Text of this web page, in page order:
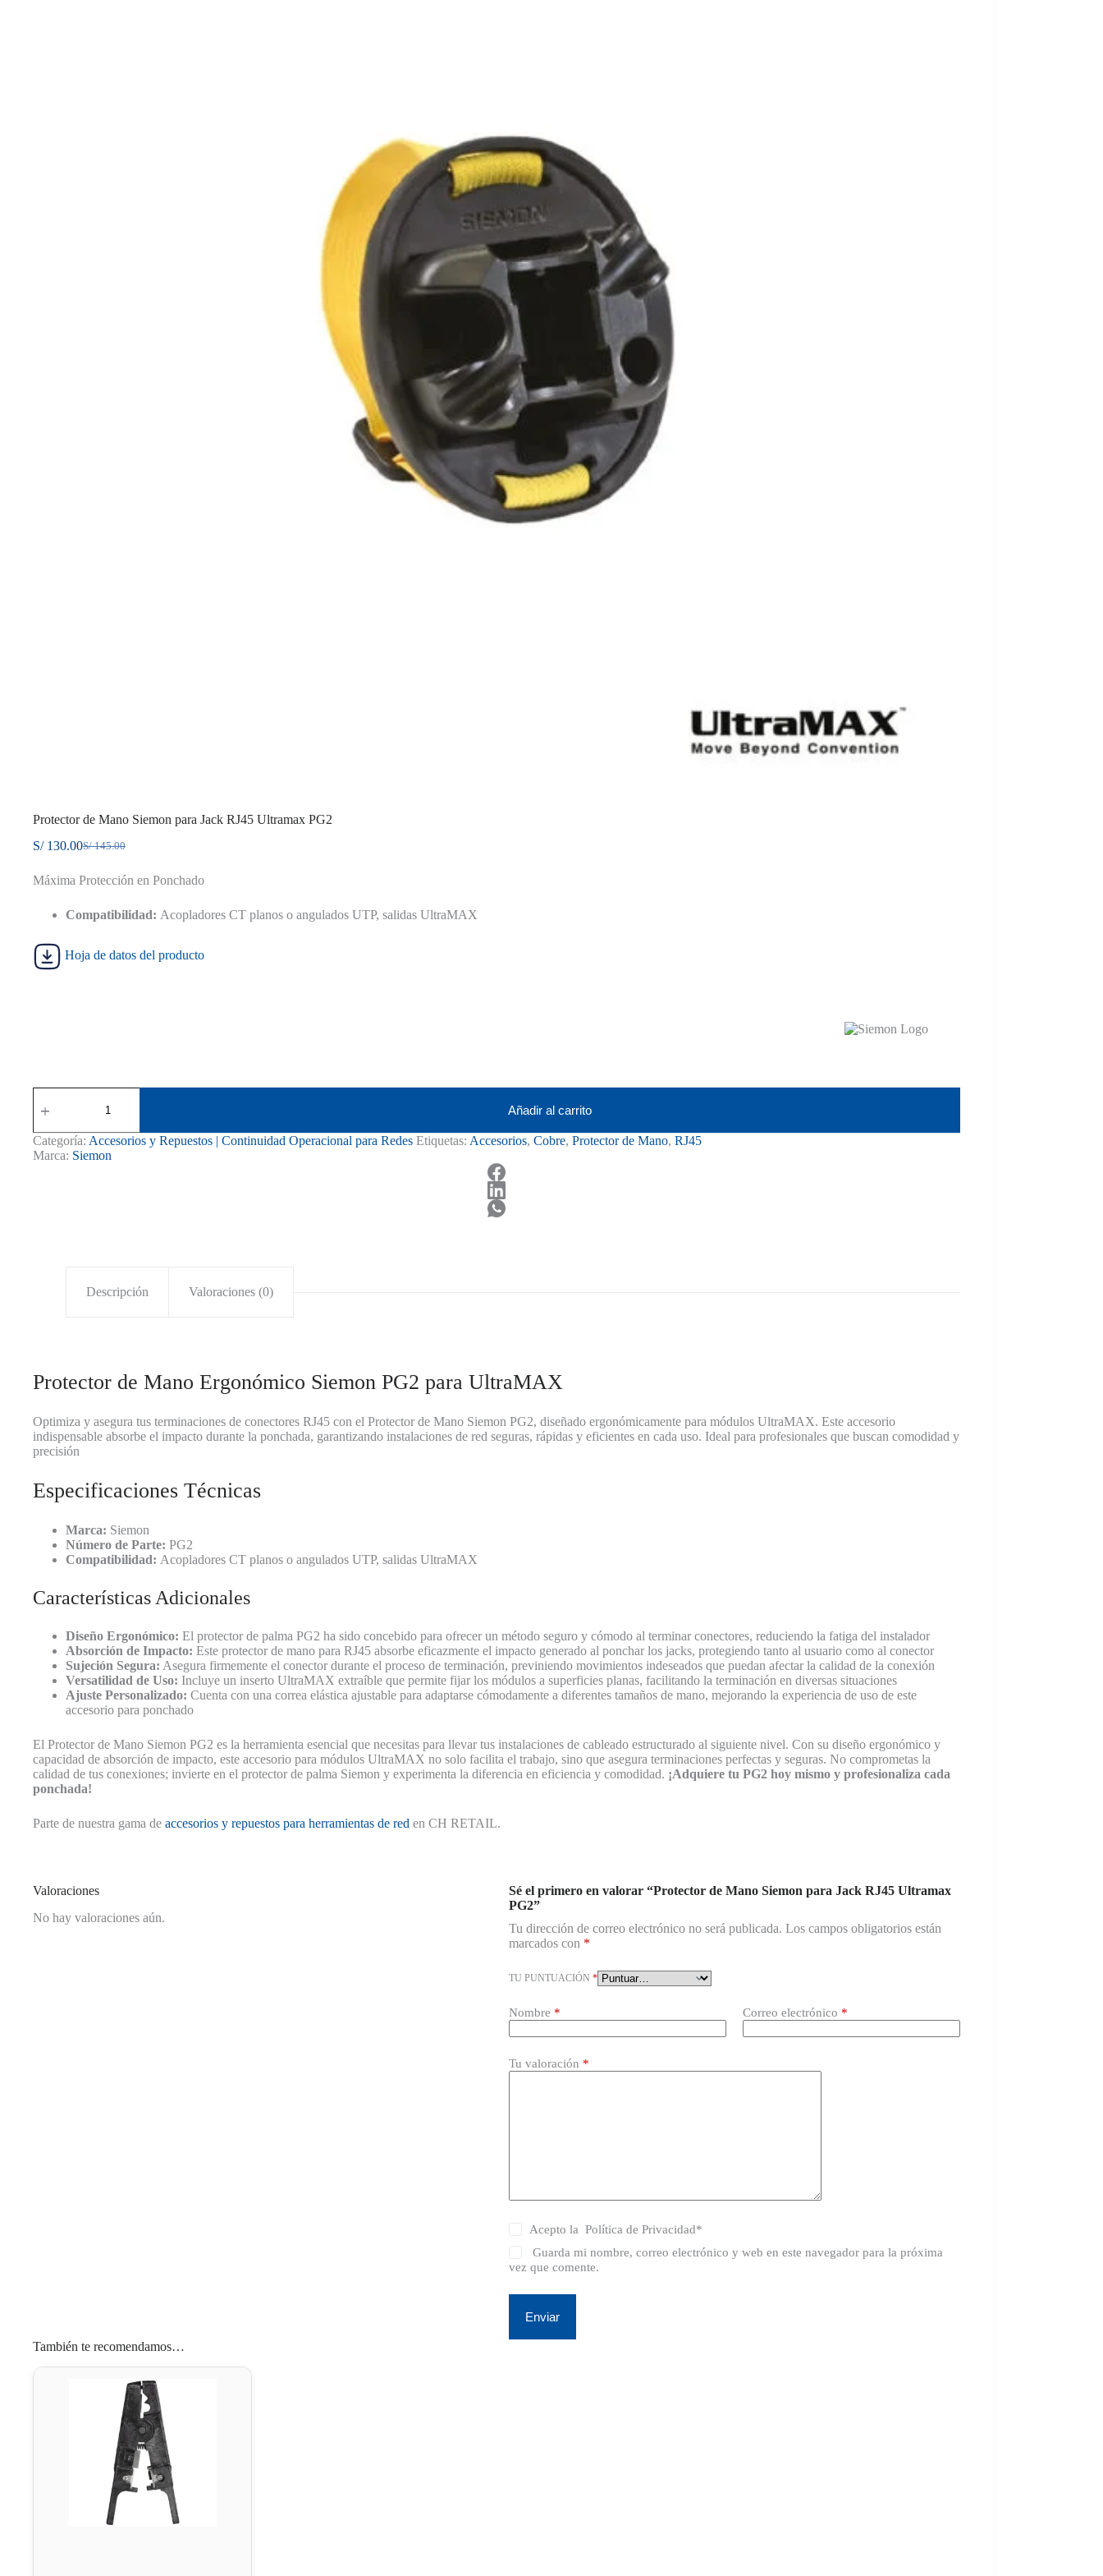
Protector de Mano Siemon para Jack RJ45 Ultramax PG2
S/145.00
El
original
S/ 145.00.
S/130.00El
actual
S/ 130.00.
Máxima Protección en Ponchado
Compatibilidad: Acopladores CT planos o angulados UTP, salidas UltraMAX
Hoja de datos del producto
de
Siemon
para
Jack
Añadir al carrito
Categoría: Accesorios y Repuestos | Continuidad Operacional para Redes Etiquetas: Accesorios, Cobre, Protector de Mano, RJ45
Marca: Siemon
Descripción Valoraciones (0)
Protector de Mano Ergonómico Siemon PG2 para UltraMAX
Optimiza y asegura tus terminaciones de conectores RJ45 con el Protector de Mano Siemon PG2, diseñado ergonómicamente para módulos UltraMAX. Este accesorio
indispensable absorbe el impacto durante la ponchada, garantizando instalaciones de red seguras, rápidas y eficientes en cada uso. Ideal para profesionales que buscan comodidad y
precisión
Especificaciones Técnicas
Marca: Siemon
Número de Parte: PG2
Compatibilidad: Acopladores CT planos o angulados UTP, salidas UltraMAX
Características Adicionales
Diseño Ergonómico: El protector de palma PG2 ha sido concebido para ofrecer un método seguro y cómodo al terminar conectores, reduciendo la fatiga del instalador
Absorción de Impacto: Este protector de mano para RJ45 absorbe eficazmente el impacto generado al ponchar los jacks, protegiendo tanto al usuario como al conector
Sujeción Segura: Asegura firmemente el conector durante el proceso de terminación, previniendo movimientos indeseados que puedan afectar la calidad de la conexión
Versatilidad de Uso: Incluye un inserto UltraMAX extraíble que permite fijar los módulos a superficies planas, facilitando la terminación en diversas situaciones
Ajuste Personalizado: Cuenta con una correa elástica ajustable para adaptarse cómodamente a diferentes tamaños de mano, mejorando la experiencia de uso de este
accesorio para ponchado
El Protector de Mano Siemon PG2 es la herramienta esencial que necesitas para llevar tus instalaciones de cableado estructurado al siguiente nivel. Con su diseño ergonómico y
capacidad de absorción de impacto, este accesorio para módulos UltraMAX no solo facilita el trabajo, sino que asegura terminaciones perfectas y seguras. No comprometas la
calidad de tus conexiones; invierte en el protector de palma Siemon y experimenta la diferencia en eficiencia y comodidad. ¡Adquiere tu PG2 hoy mismo y profesionaliza cada
ponchada!
Parte de nuestra gama de accesorios y repuestos para herramientas de red en CH RETAIL.
Valoraciones
No hay valoraciones aún.
Sé el primero en valorar “Protector de Mano Siemon para Jack RJ45 Ultramax
PG2”
Tu dirección de correo electrónico no será publicada. Los campos obligatorios están
marcados con *
TU PUNTUACIÓN *
Nombre * Correo electrónico *
Tu valoración *
Acepto la Política de Privacidad*
Guarda mi nombre, correo electrónico y web en este navegador para la próxima
vez que comente.
Enviar
También te recomendamos…